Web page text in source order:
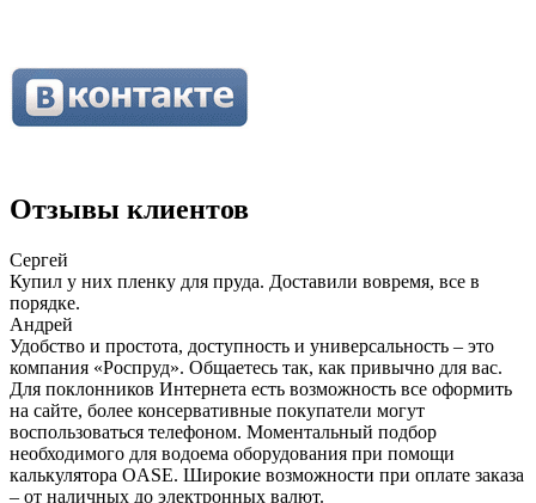
Отзывы клиентов
Сергей
Купил у них пленку для пруда. Доставили вовремя, все в
порядке.
Андрей
Удобство и простота, доступность и универсальность – это
компания «Роспруд». Общаетесь так, как привычно для вас.
Для поклонников Интернета есть возможность все оформить
на сайте, более консервативные покупатели могут
воспользоваться телефоном. Моментальный подбор
необходимого для водоема оборудования при помощи
калькулятора OASE. Широкие возможности при оплате заказа
– от наличных до электронных валют.